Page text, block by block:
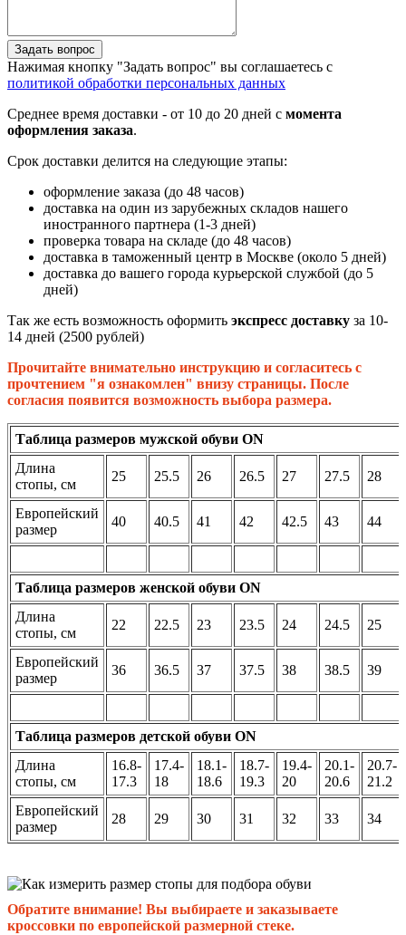
Задать вопрос
Нажимая кнопку "Задать вопрос" вы соглашаетесь с
политикой обработки персональных данных
Среднее время доставки - от 10 до 20 дней с момента
оформления заказа.
Срок доставки делится на следующие этапы:
оформление заказа (до 48 часов)
доставка на один из зарубежных складов нашего
иностранного партнера (1-3 дней)
проверка товара на складе (до 48 часов)
доставка в таможенный центр в Москве (около 5 дней)
доставка до вашего города курьерской службой (до 5
дней)
Так же есть возможность оформить экспресс доставку за 10-
14 дней (2500 рублей)
Прочитайте внимательно инструкцию и согласитесь с
прочтением "я ознакомлен" внизу страницы. После
согласия появится возможность выбора размера.
Таблица размеров мужской обуви ON
Длина
стопы, см
25 25.5 26 26.5 27 27.5 28
Европейский
размер
40 40.5 41 42 42.5 43 44
Таблица размеров женской обуви ON
Длина
стопы, см
22 22.5 23 23.5 24 24.5 25
Европейский
размер
36 36.5 37 37.5 38 38.5 39
Таблица размеров детской обуви ON
Длина
стопы, см
16.8-
17.3
17.4-
18
18.1-
18.6
18.7-
19.3
19.4-
20
20.1-
20.6
20.7-
21.2
Европейский
размер
28 29 30 31 32 33 34
Обратите внимание! Вы выбираете и заказываете
кроссовки по европейской размерной стеке.